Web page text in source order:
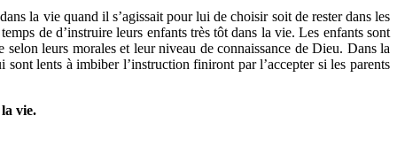
la vie quand il s’agissait pour lui de choisir soit de rester dans les
de d’instruire leurs enfants très tôt dans la vie. Les enfants sont
leurs morales et leur niveau de connaissance de Dieu. Dans la
lents à imbiber l’instruction finiront par l’accepter si les parents
vie.